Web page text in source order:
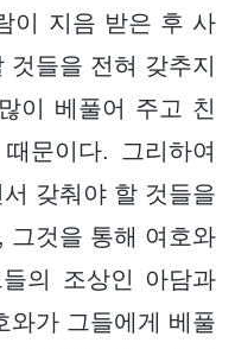
이 지음 받은 후 사
것들을 전혀 갖추지
이 베풀어 주고 친
문이다. 그리하여
갖춰야 할 것들을
그것을 통해 여호와
의 조상인 아담과
와가 그들에게 베풀